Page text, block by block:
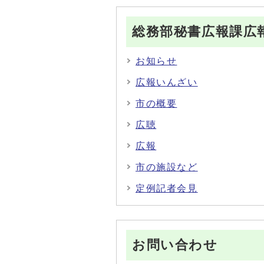
総務部秘書広報課広
お知らせ
広報いんざい
市の概要
広聴
広報
市の施設など
定例記者会見
お問い合わせ